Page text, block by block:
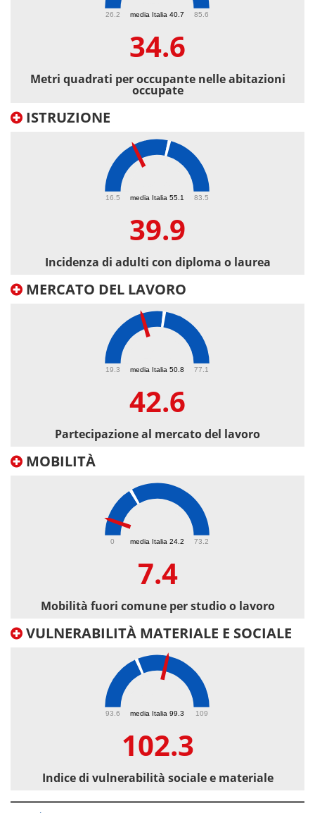
media Italia 40.7
26.2 85.6
34.6
Metri quadrati per occupante nelle abitazioni
occupate
ISTRUZIONE
media Italia 55.1
16.5 83.5
39.9
Incidenza di adulti con diploma o laurea
MERCATO DEL LAVORO
media Italia 50.8
19.3 77.1
42.6
Partecipazione al mercato del lavoro
MOBILITÀ
media Italia 24.2
0 73.2
7.4
Mobilità fuori comune per studio o lavoro
VULNERABILITÀ MATERIALE E SOCIALE
media Italia 99.3
93.6 109
102.3
Indice di vulnerabilità sociale e materiale